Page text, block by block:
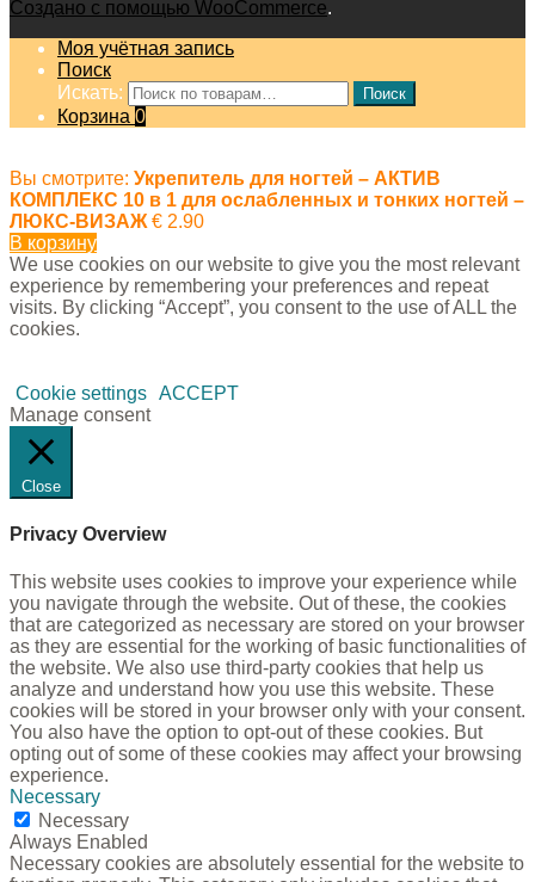
Создано с помощью WooCommerce.
Моя учётная запись
Поиск
Искать:
Поиск
Корзина 0
Вы смотрите: Укрепитель для ногтей – АКТИВ
КОМПЛЕКС 10 в 1 для ослабленных и тонких ногтей –
ЛЮКС-ВИЗАЖ € 2.90
В корзину
We use cookies on our website to give you the most relevant
experience by remembering your preferences and repeat
visits. By clicking “Accept”, you consent to the use of ALL the
cookies.
Cookie settings ACCEPT
Manage consent
Close
Privacy Overview
This website uses cookies to improve your experience while
you navigate through the website. Out of these, the cookies
that are categorized as necessary are stored on your browser
as they are essential for the working of basic functionalities of
the website. We also use third-party cookies that help us
analyze and understand how you use this website. These
cookies will be stored in your browser only with your consent.
You also have the option to opt-out of these cookies. But
opting out of some of these cookies may affect your browsing
experience.
Necessary
Necessary
Always Enabled
Necessary cookies are absolutely essential for the website to